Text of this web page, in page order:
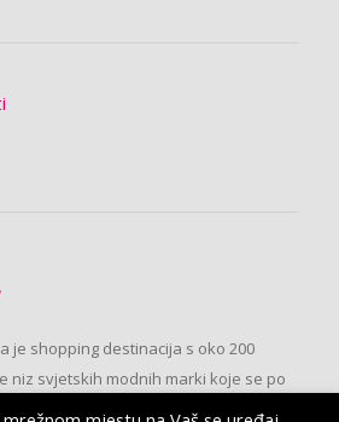
je shopping destinacija s oko 200
niz svjetskih modnih marki koje se po